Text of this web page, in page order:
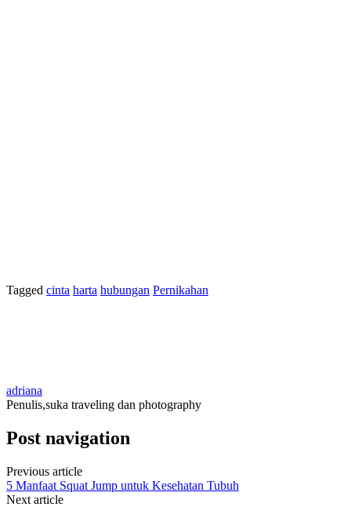
Tagged cinta harta hubungan Pernikahan
adriana
Penulis,suka traveling dan photography
Post navigation
Previous article
5 Manfaat Squat Jump untuk Kesehatan Tubuh
Next article